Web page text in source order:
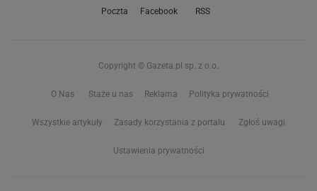
Poczta Facebook RSS
Copyright © Gazeta.pl sp. z o.o.
O Nas Staże u nas Reklama Polityka prywatności
Wszystkie artykuły Zasady korzystania z portalu Zgłoś uwagi
Ustawienia prywatności